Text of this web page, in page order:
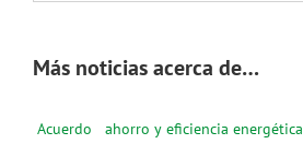
Más noticias acerca de…
Acuerdo ahorro y eficiencia energética